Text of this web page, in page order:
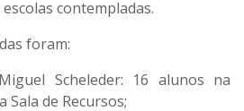
contempladas.
foram:
Scheleder: 16 alunos na
Sala de Recursos;